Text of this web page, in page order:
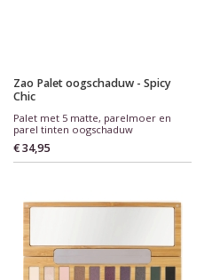
Zao Palet oogschaduw - Spicy
Chic
Palet met 5 matte, parelmoer en
parel tinten oogschaduw
€ 34,95